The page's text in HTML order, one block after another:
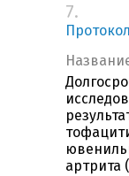
7.
артрита